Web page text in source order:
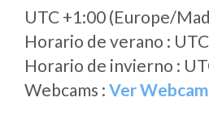
UTC +1:00 (Europe/
Horario de verano :
Horario de invierno :
Webcams : Ver